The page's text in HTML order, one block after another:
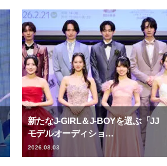
新たなJ-GIRL＆J-BOYを選ぶ「JJ
モデルオーディショ…
2026.08.03